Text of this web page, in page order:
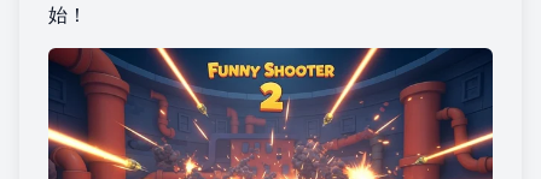
始！